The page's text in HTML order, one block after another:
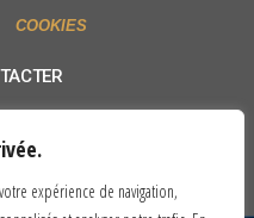
expérience de navigation,
COOKIES
un mail